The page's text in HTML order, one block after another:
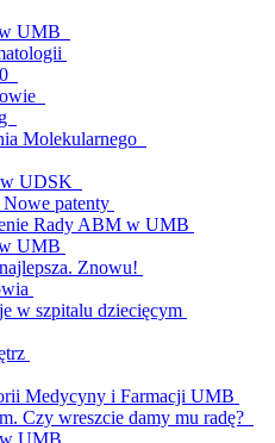
UMB
Molekularnego
w UDSK
patenty
Rady ABM w UMB
UMB
Znowu!
w szpitalu dziecięcym
Medycyny i Farmacji UMB
Czy wreszcie damy mu radę?
UMB